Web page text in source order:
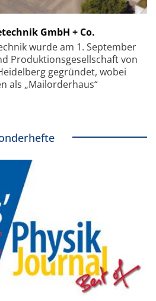
GmbH + Co.
wurde am 1. September
Produktionsgesellschaft von
gegründet, wobei
als „Mailorderhaus“